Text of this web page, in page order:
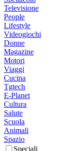
Televisione
People
Lifestyle
Videogiochi
Donne
Magazine
Motori
Viaggi
Cucina
Tgtech
E-Planet
Cultura
Salute
Scuola
Animali
Spazio
Speciali